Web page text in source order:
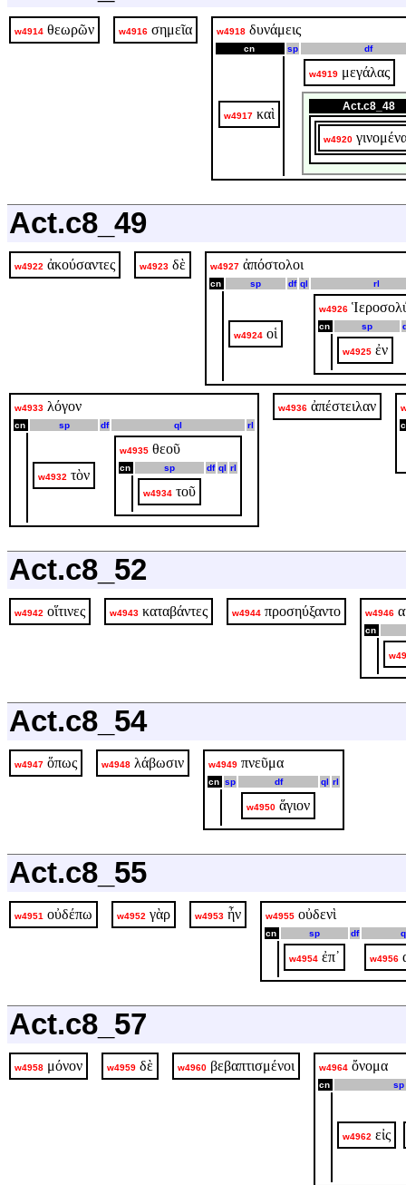
w4914 θεωρῶν w4916 σημεῖα w4918 δυνάμεις
cn sp df
w4917 καὶ
w4919 μεγάλας
Act.c8_48
w4920
Act.c8_49
w4922 ἀκούσαντες w4923 δὲ w4927 ἀπόστολοι
cn sp df ql rl
w4924 οἱ
w4926
cn sp
w4925 ἐν
w4933 λόγον
cn sp df ql rl
w4932 τὸν
w4935 θεοῦ
cn sp df ql rl
w4934 τοῦ
w4936 ἀπέστειλαν
Act.c8_52
w4942 οἵτινες w4943 καταβάντες w4944 προσηύξαντο w4946
cn
Act.c8_54
w4947 ὅπως w4948 λάβωσιν w4949 πνεῦμα
cn sp df ql rl
w4950 ἅγιον
Act.c8_55
w4951 οὐδέπω w4952 γὰρ w4953 ἦν w4955 οὐδενὶ
cn sp df
w4954 ἐπ᾽ w4956
Act.c8_57
w4958 μόνον w4959 δὲ w4960 βεβαπτισμένοι w4964 ὄνομα
cn sp
w4962 εἰς